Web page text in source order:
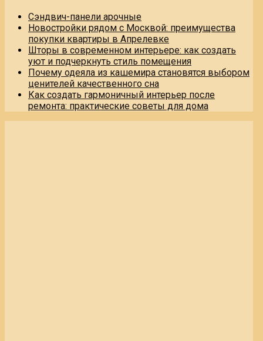
Сэндвич-панели арочные
Новостройки рядом с Москвой: преимущества
покупки квартиры в Апрелевке
Шторы в современном интерьере: как создать
уют и подчеркнуть стиль помещения
Почему одеяла из кашемира становятся выбором
ценителей качественного сна
Как создать гармоничный интерьер после
ремонта: практические советы для дома